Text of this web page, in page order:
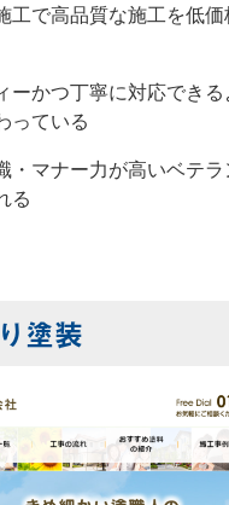
工で高品質な施工を低価
ーかつ丁寧に対応でき
っている
・マナー力が高いベテ
る
塗装